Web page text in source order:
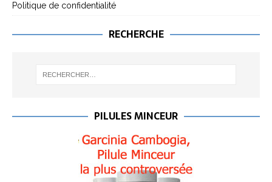
Politique de confidentialité
RECHERCHE
PILULES MINCEUR